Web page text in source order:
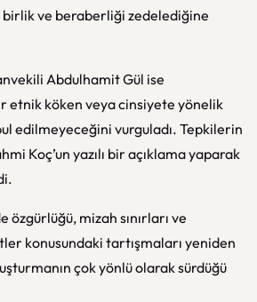
ve beraberliği zedelediğine
Abdulhamit Gül ise
etnik köken veya cinsiyete yönelik
edilmeyeceğini vurguladı. Tepkilerin
Koç’un yazılı bir açıklama yaparak
özgürlüğü, mizah sınırları ve
konusundaki tartışmaları yeniden
çok yönlü olarak sürdüğü